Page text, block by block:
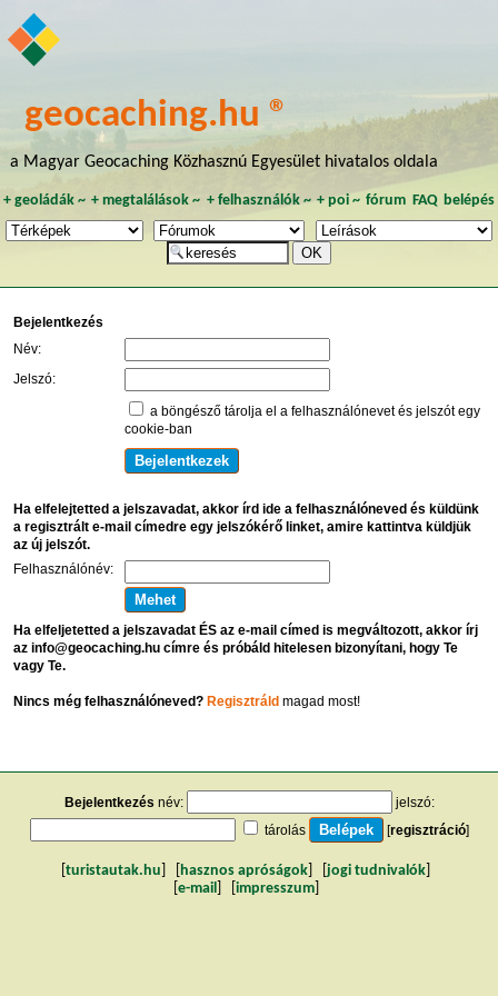
geocaching.hu ®
a Magyar Geocaching Közhasznú Egyesület hivatalos oldala
+ geoládák~ +megtalálások ~ + felhasználók~ + poi~ fórum FAQ belépés
Bejelentkezés
Név:
Jelszó:
a böngésző tárolja el a felhasználónevet és jelszót egy
cookie-ban
Ha elfelejtetted a jelszavadat, akkor írd ide a felhasználóneved és küldünk
a regisztrált e-mail címedre egy jelszókérő linket, amire kattintva küldjük
az új jelszót.
Felhasználónév:
Ha elfeljetetted a jelszavadat ÉS az e-mail címed is megváltozott, akkor írj
az info@geocaching.hu címre és próbáld hitelesen bizonyítani, hogy Te
vagy Te.
Nincs még felhasználóneved? Regisztráldmagad most!
Bejelentkezés név:
jelszó:
tárolás
[regisztráció]
turistautak.hu hasznos apróságok jogi tudnivalók
e-mail impresszum]